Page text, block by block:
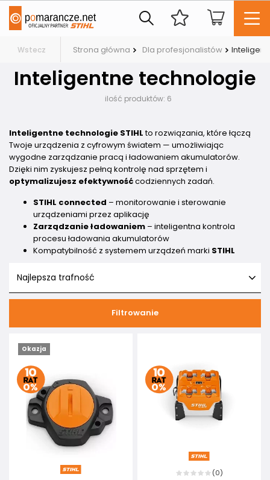
Wstecz Strona główna Dla profesjonalistów
Inteligentne technologie
ilość produktów: 6
Inteligentne technologie STIHLto rozwiązania, które łączą
Twoje urządzenia z cyfrowym światem — umożliwiając
wygodne zarządzanie pracą i ładowaniem akumulatorów.
Dzięki nim zyskujesz pełną kontrolę nad sprzętem i
optymalizujesz efektywnośćcodziennych zadań.
STIHL connected – monitorowanie i sterowanie
urządzeniami przez aplikację
Zarządzanie ładowaniem – inteligentna kontrola
procesu ładowania akumulatorów
Kompatybilność z systemem urządzeń marki STIHL
Najlepsza trafność
Filtrowanie
Okazja
(0)